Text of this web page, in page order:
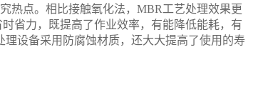
热点。相比接触氧化法， MBR工艺处理效果更
省力，既提高了作业效率，有能降低能耗，有
设备采用防腐蚀材质，还大大提高了使用的寿